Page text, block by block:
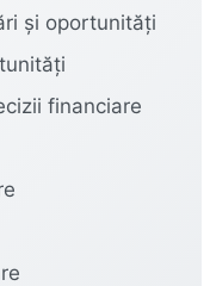
și oportunități
financiare